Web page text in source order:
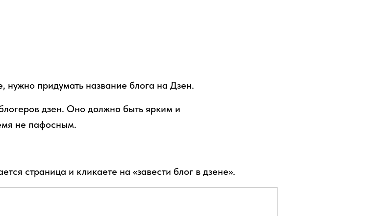
придумать название блога на Дзен.
дзен. Оно должно быть ярким и
не пафосным.
страница и кликаете на «завести блог в дзене».